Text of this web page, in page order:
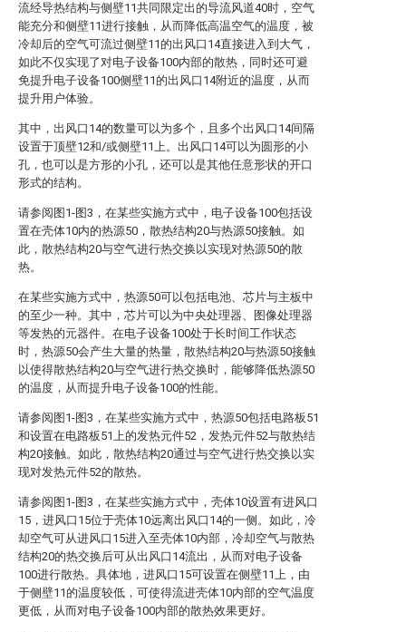
流经导热结构与侧壁11共同限定出的导流风道40时，空气
能充分和侧壁11进行接触，从而降低高温空气的温度，被
冷却后的空气可流过侧壁11的出风口14直接进入到大气，
如此不仅实现了对电子设备100内部的散热，同时还可避
免提升电子设备100侧壁11的出风口14附近的温度，从而
提升用户体验。
其中，出风口14的数量可以为多个，且多个出风口14间隔
设置于顶壁12和/或侧壁11上。出风口14可以为圆形的小
孔，也可以是方形的小孔，还可以是其他任意形状的开口
形式的结构。
请参阅图1-图3，在某些实施方式中，电子设备100包括设
置在壳体10内的热源50，散热结构20与热源50接触。如
此，散热结构20与空气进行热交换以实现对热源50的散
热。
在某些实施方式中，热源50可以包括电池、芯片与主板中
的至少一种。其中，芯片可以为中央处理器、图像处理器
等发热的元器件。在电子设备100处于长时间工作状态
时，热源50会产生大量的热量，散热结构20与热源50接触
以使得散热结构20与空气进行热交换时，能够降低热源50
的温度，从而提升电子设备100的性能。
请参阅图1-图3，在某些实施方式中，热源50包括电路板51
和设置在电路板51上的发热元件52，发热元件52与散热结
构20接触。如此，散热结构20通过与空气进行热交换以实
现对发热元件52的散热。
请参阅图1-图3，在某些实施方式中，壳体10设置有进风口
15，进风口15位于壳体10远离出风口14的一侧。如此，冷
却空气可从进风口15进入至壳体10内部，冷却空气与散热
结构20的热交换后可从出风口14流出，从而对电子设备
100进行散热。具体地，进风口15可设置在侧壁11上，由
于侧壁11的温度较低，可使得流进壳体10内部的空气温度
更低，从而对电子设备100内部的散热效果更好。